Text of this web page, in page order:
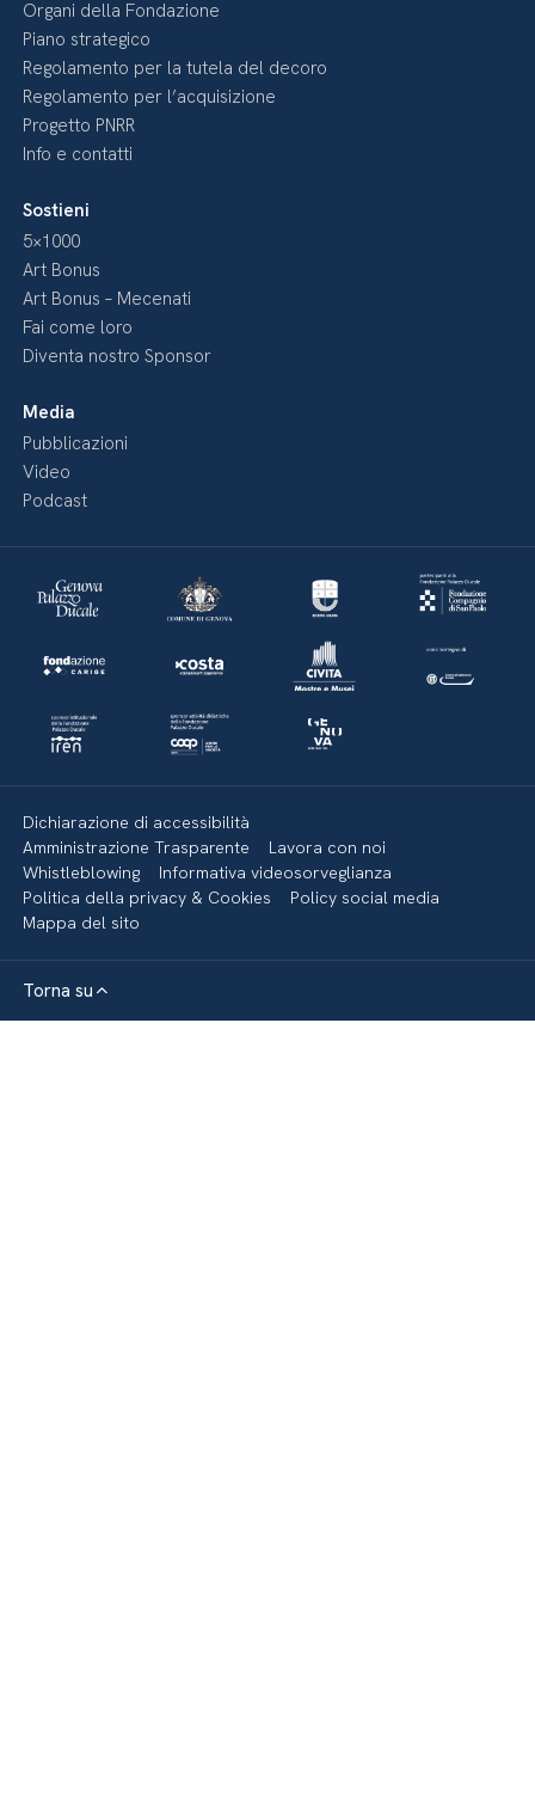
Organi della Fondazione
Piano strategico
Regolamento per la tutela del decoro
Regolamento per l’acquisizione
Progetto PNRR
Info e contatti
Sostieni
5×1000
Art Bonus
Art Bonus – Mecenati
Fai come loro
Diventa nostro Sponsor
Media
Pubblicazioni
Video
Podcast
Dichiarazione di accessibilità
Amministrazione Trasparente
Lavora con noi
Whistleblowing
Informativa videosorveglianza
Politica della privacy & Cookies
Policy social media
Mappa del sito
Torna su